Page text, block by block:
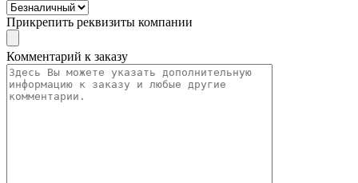
Прикрепить реквизиты компании
Комментарий к заказу